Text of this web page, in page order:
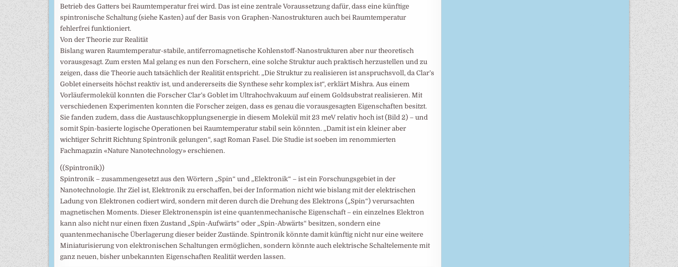
Betrieb des Gatters bei Raumtemperatur frei wird. Das ist eine zentrale Voraussetzung dafür, dass eine künftige
spintronische Schaltung (siehe Kasten) auf der Basis von Graphen-Nanostrukturen auch bei Raumtemperatur
fehlerfrei funktioniert.
Von der Theorie zur Realität
Bislang waren Raumtemperatur-stabile, antiferromagnetische Kohlenstoff-Nanostrukturen aber nur theoretisch
vorausgesagt. Zum ersten Mal gelang es nun den Forschern, eine solche Struktur auch praktisch herzustellen und zu
zeigen, dass die Theorie auch tatsächlich der Realität entspricht. „Die Struktur zu realisieren ist anspruchsvoll, da Clar’s
Goblet einerseits höchst reaktiv ist, und andererseits die Synthese sehr komplex ist“, erklärt Mishra. Aus einem
Vorläufermolekül konnten die Forscher Clar’s Goblet im Ultrahochvakuum auf einem Goldsubstrat realisieren. Mit
verschiedenen Experimenten konnten die Forscher zeigen, dass es genau die vorausgesagten Eigenschaften besitzt.
Sie fanden zudem, dass die Austauschkopplungsenergie in diesem Molekül mit 23 meV relativ hoch ist (Bild 2) – und
somit Spin-basierte logische Operationen bei Raumtemperatur stabil sein könnten. „Damit ist ein kleiner aber
wichtiger Schritt Richtung Spintronik gelungen“, sagt Roman Fasel. Die Studie ist soeben im renommierten
Fachmagazin «Nature Nanotechnology» erschienen.
((Spintronik))
Spintronik – zusammengesetzt aus den Wörtern „Spin“ und „Elektronik“ – ist ein Forschungsgebiet in der
Nanotechnologie. Ihr Ziel ist, Elektronik zu erschaffen, bei der Information nicht wie bislang mit der elektrischen
Ladung von Elektronen codiert wird, sondern mit deren durch die Drehung des Elektrons („Spin“) verursachten
magnetischen Moments. Dieser Elektronenspin ist eine quantenmechanische Eigenschaft – ein einzelnes Elektron
kann also nicht nur einen fixen Zustand „Spin-Aufwärts“ oder „Spin-Abwärts“ besitzen, sondern eine
quantenmechanische Überlagerung dieser beider Zustände. Spintronik könnte damit künftig nicht nur eine weitere
Miniaturisierung von elektronischen Schaltungen ermöglichen, sondern könnte auch elektrische Schaltelemente mit
ganz neuen, bisher unbekannten Eigenschaften Realität werden lassen.